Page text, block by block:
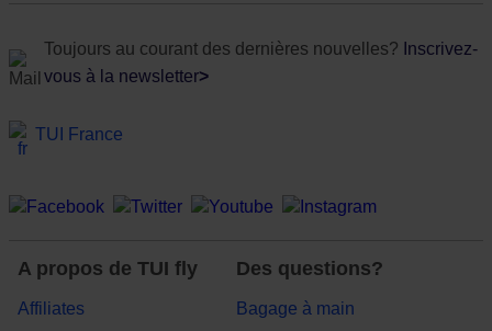
Toujours au courant des dernières nouvelles? Inscrivez-
vous à la newsletter>
TUI France
A propos de TUI fly
Affiliates
Des questions?
Bagage à main